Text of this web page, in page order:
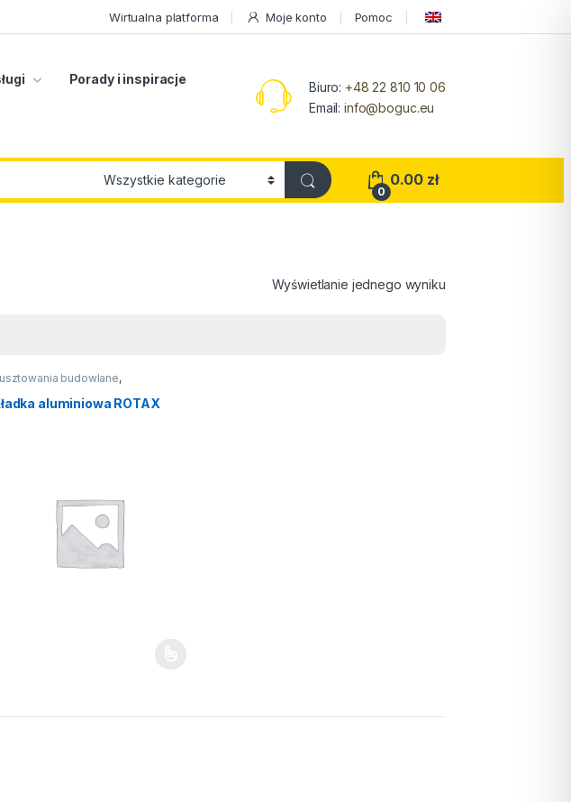
Wirtualna platforma Moje konto Pomoc
Porady i inspiracje
Biuro: +48 22 810 10 06
Email:info@boguc.eu
0
0.00 zł
Wyświetlanie jednego wyniku
budowlane,
aluminiowa ROTAX